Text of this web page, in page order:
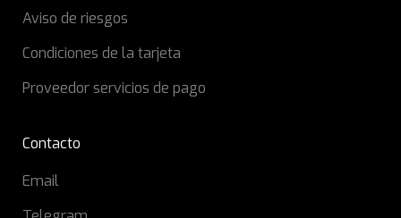
Aviso de riesgos
Condiciones de la tarjeta
Proveedor servicios de pago
Contacto
Email